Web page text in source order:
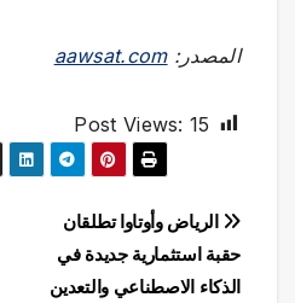
المصدر:aawsat.com
Post Views: 15
تصفّح
المقالات
الرياض وأوتاوا تطلقان
حقبة استثمارية جديدة في
الذكاء الاصطناعي والتعدين